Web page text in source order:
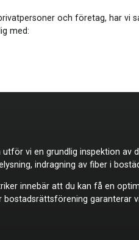
och företag, har vi
med:
utför vi en grundlig inspektion av
indragning av fiber i
innebär att du kan få en
garanterar